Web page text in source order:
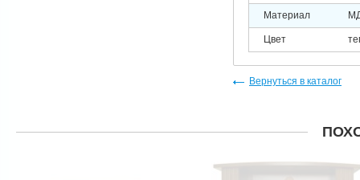
Материал
Цвет
Вернуться в каталог